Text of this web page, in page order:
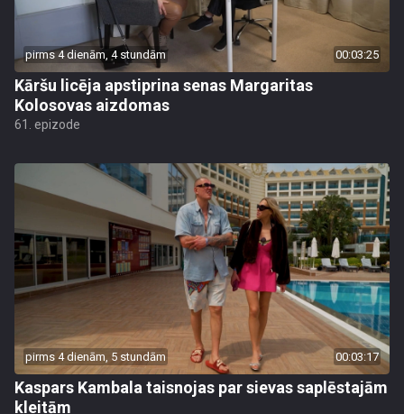
pirms 4 dienām, 4 stundām 00:03:25
Kāršu licēja apstiprina senas Margaritas
Kolosovas aizdomas
61. epizode
pirms 4 dienām, 5 stundām 00:03:17
Kaspars Kambala taisnojas par sievas saplēstajām
kleitām